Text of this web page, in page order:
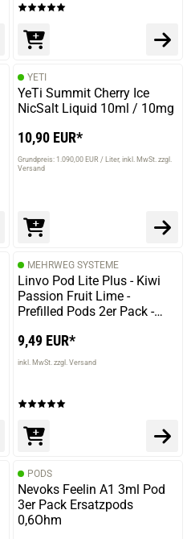
YETI
YeTi Summit Cherry Ice
NicSalt Liquid 10ml / 10mg
10,90 EUR*
Grundpreis: 1.090,00 EUR / Liter inkl. MwSt. zzgl.
Versand
MEHRWEG SYSTEME
Linvo Pod Lite Plus - Kiwi
Passion Fruit Lime -
Prefilled Pods 2er Pack -
9,49 EUR*
inkl. MwSt. zzgl. Versand
PODS
Nevoks Feelin A1 3ml Pod
3er Pack Ersatzpods
0,6Ohm